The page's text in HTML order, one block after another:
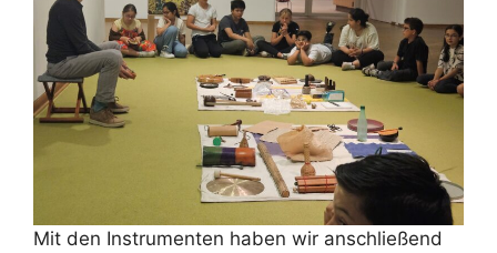
Mit den Instrumenten haben wir anschließend